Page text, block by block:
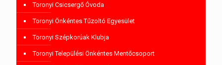
Toronyi Csicsergő Óvoda
Toronyi Önkéntes Tűzoltó Egyesület
Toronyi Szépkorúak Klubja
Toronyi Települési Önkéntes Mentőcsoport